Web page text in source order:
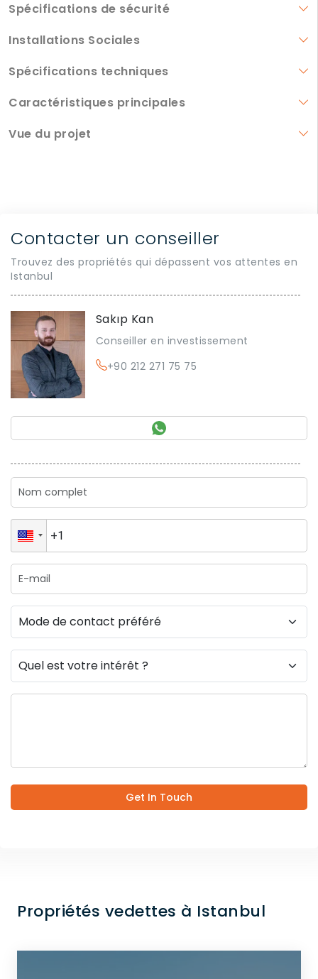
Spécifications de sécurité
Installations Sociales
Spécifications techniques
Caractéristiques principales
Vue du projet
Contacter un conseiller
Trouvez des propriétés qui dépassent vos attentes en
Istanbul
Sakıp Kan
Conseiller en investissement
+90 212 271 75 75
Get In Touch
Propriétés vedettes à Istanbul